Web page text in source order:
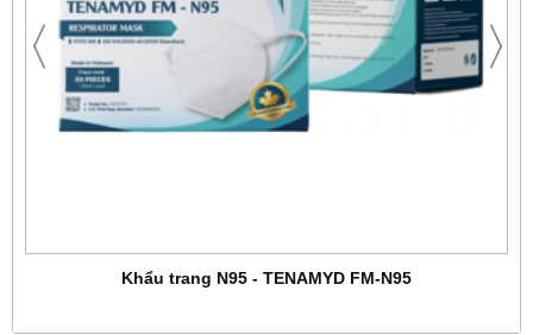
Khẩu trang N95 - TENAMYD FM-N95